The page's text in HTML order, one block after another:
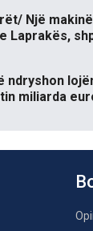
Një
Laprakës,
ndryshon
miliarda